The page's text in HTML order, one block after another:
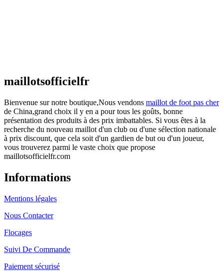
maillotsofficielfr
Bienvenue sur notre boutique,Nous vendons maillot de foot pas cher
de China,grand choix il y en a pour tous les goûts, bonne
présentation des produits à des prix imbattables. Si vous êtes à la
recherche du nouveau maillot d'un club ou d'une sélection nationale
à prix discount, que cela soit d'un gardien de but ou d'un joueur,
vous trouverez parmi le vaste choix que propose
maillotsofficielfr.com
Informations
Mentions légales
Nous Contacter
Flocages
Suivi De Commande
Paiement sécurisé